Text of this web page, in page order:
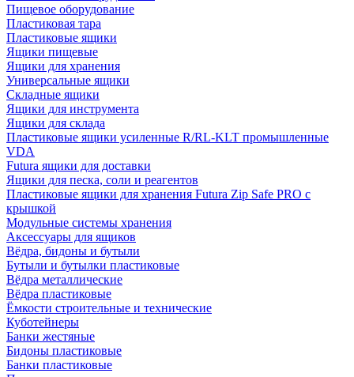
Пищевое оборудование
Пластиковая тара
Пластиковые ящики
Ящики пищевые
Ящики для хранения
Универсальные ящики
Складные ящики
Ящики для инструмента
Ящики для склада
Пластиковые ящики усиленные R/RL-KLT промышленные
VDA
Futura ящики для доставки
Ящики для песка, соли и реагентов
Пластиковые ящики для хранения Futura Zip Safe PRO с
крышкой
Модульные системы хранения
Аксессуары для ящиков
Вёдра, бидоны и бутыли
Бутыли и бутылки пластиковые
Вёдра металлические
Вёдра пластиковые
Ёмкости строительные и технические
Куботейнеры
Банки жестяные
Бидоны пластиковые
Банки пластиковые